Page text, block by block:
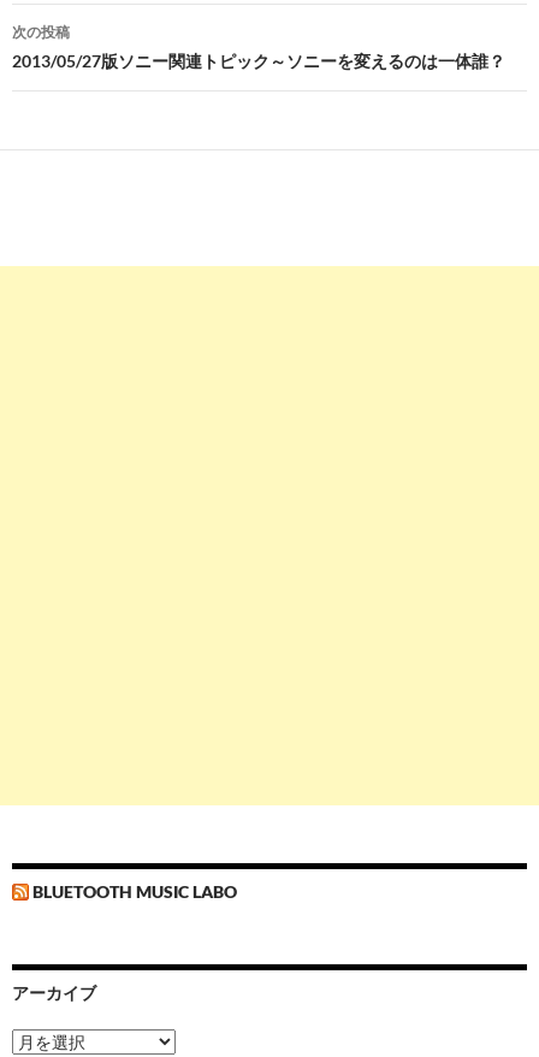
ナ
ビ
ー
ン
次の投稿
2013/05/27版ソニー関連トピック～ソニーを変えるのは一体誰？
BLUETOOTH MUSIC LABO
アーカイブ
ア